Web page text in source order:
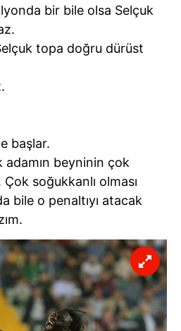
bir bile olsa Selçuk
topa doğru dürüst
başlar.
adamın beyninin çok
Çok soğukkanlı olması
bile o penaltıyı atacak